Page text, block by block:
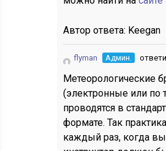
Автор ответа: Keegan
flyman Админ.
Метеорологические
(электронные или по
проводятся в
формате. Так
каждый раз, когда